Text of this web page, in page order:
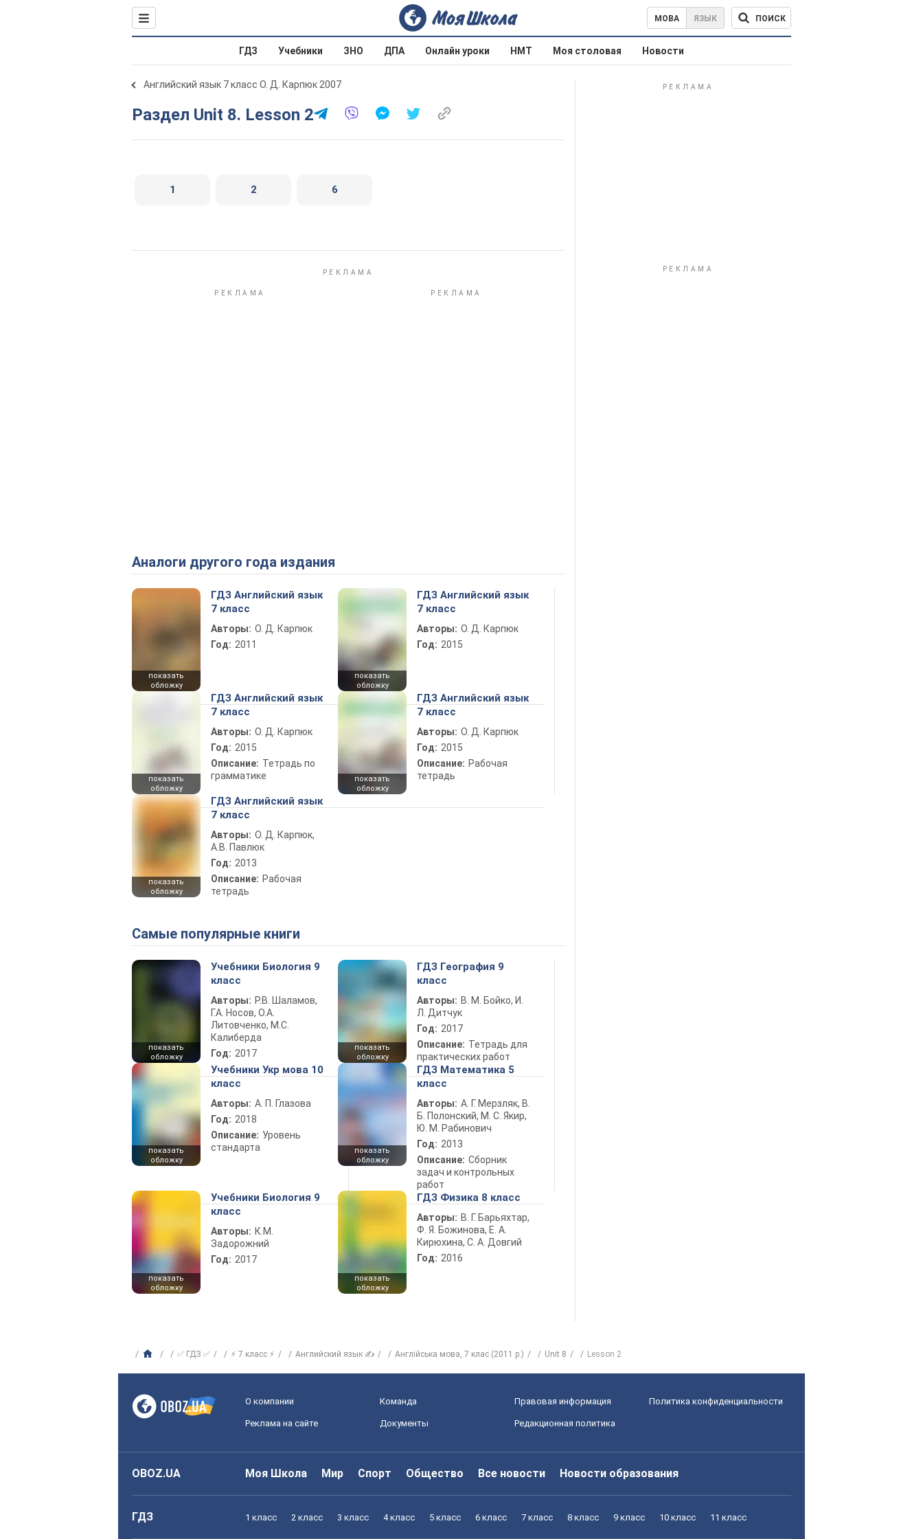
МОВА ЯЗЫК ПОИСК
ГДЗ Учебники ЗНО ДПА Онлайн уроки НМТ Моя столовая Новости
Английский язык 7 класс О. Д. Карпюк 2007
Раздел Unit 8. Lesson 2
1 2 6
Аналоги другого года издания
показать
обложку
ГДЗ Английский язык
7 класс
Авторы: О. Д. Карпюк
Год: 2011
показать
обложку
ГДЗ Английский язык
7 класс
Авторы: О. Д. Карпюк
Год: 2015
показать
обложку
ГДЗ Английский язык
7 класс
Авторы: О. Д. Карпюк
Год: 2015
Описание: Тетрадь по
грамматике
показать
обложку
ГДЗ Английский язык
7 класс
Авторы: О. Д. Карпюк
Год: 2015
Описание: Рабочая
тетрадь
показать
обложку
ГДЗ Английский язык
7 класс
Авторы: О. Д. Карпюк,
А.В. Павлюк
Год: 2013
Описание: Рабочая
тетрадь
Самые популярные книги
показать
обложку
Учебники Биология 9
класс
Авторы: Р.В. Шаламов,
Г.А. Носов, О.А.
Литовченко, М.С.
Калиберда
Год: 2017
показать
обложку
ГДЗ География 9
класс
Авторы: В. М. Бойко, И.
Л. Дитчук
Год: 2017
Описание: Тетрадь для
практических работ
показать
обложку
Учебники Укр мова 10
класс
Авторы: А. П. Глазова
Год: 2018
Описание: Уровень
стандарта
показать
обложку
ГДЗ Математика 5
класс
Авторы: А. Г. Мерзляк, В.
Б. Полонский, М. С. Якир,
Ю. М. Рабинович
Год: 2013
Описание: Сборник
задач и контрольных
работ
показать
обложку
Учебники Биология 9
класс
Авторы: К.М.
Задорожний
Год: 2017
показать
обложку
ГДЗ Физика 8 класс
Авторы: В. Г. Барьяхтар,
Ф. Я. Божинова, Е. А.
Кирюхина, С. А. Довгий
Год: 2016
✅ ГДЗ ✅ ⚡ 7 класс ⚡ Английский язык ✍ Англійська мова, 7 клас (2011 р.) Unit 8 Lesson 2
О компании Команда Правовая информация Политика конфиденциальности
Реклама на сайте Документы Редакционная политика
OBOZ.UA Моя Школа Мир Спорт Общество Все новости Новости образования
ГДЗ 1 класс 2 класс 3 класс 4 класс 5 класс 6 класс 7 класс 8 класс 9 класс 10 класс 11 класс